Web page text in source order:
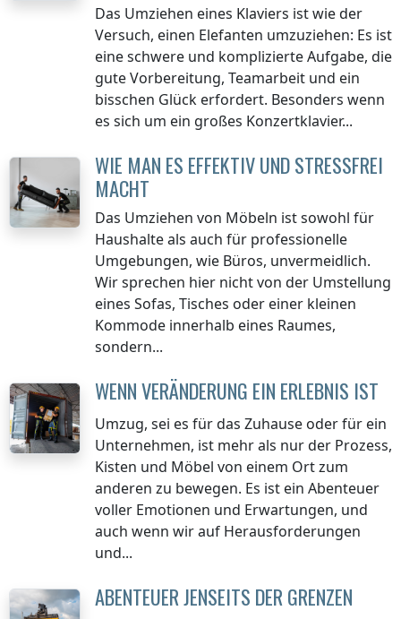
Das Umziehen eines Klaviers ist wie der
Versuch, einen Elefanten umzuziehen: Es ist
eine schwere und komplizierte Aufgabe, die
gute Vorbereitung, Teamarbeit und ein
bisschen Glück erfordert. Besonders wenn
es sich um ein großes Konzertklavier...
WIE MAN ES EFFEKTIV UND STRESSFREI
MACHT
Das Umziehen von Möbeln ist sowohl für
Haushalte als auch für professionelle
Umgebungen, wie Büros, unvermeidlich.
Wir sprechen hier nicht von der Umstellung
eines Sofas, Tisches oder einer kleinen
Kommode innerhalb eines Raumes,
sondern...
WENN VERÄNDERUNG EIN ERLEBNIS IST
Umzug, sei es für das Zuhause oder für ein
Unternehmen, ist mehr als nur der Prozess,
Kisten und Möbel von einem Ort zum
anderen zu bewegen. Es ist ein Abenteuer
voller Emotionen und Erwartungen, und
auch wenn wir auf Herausforderungen
und...
ABENTEUER JENSEITS DER GRENZEN